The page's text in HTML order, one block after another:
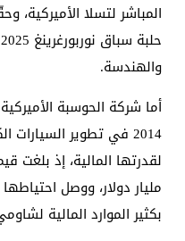
المباشر لتسلا الأميركية،
والهندسة.
أما شركة الحوسبة
2014 في تطوير
بكثير الموارد المالية